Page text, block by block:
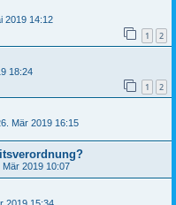
2019 14:12
1 2
18:24
1 2
Mär 2019 16:15
Mär 2019 10:07